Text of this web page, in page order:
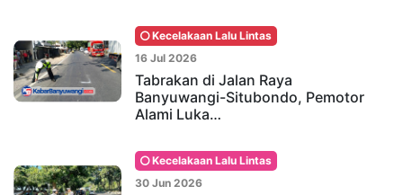
Kecelakaan Lalu Lintas
16 Jul 2026
Tabrakan di Jalan Raya
Banyuwangi-Situbondo, Pemotor
Alami Luka…
Kecelakaan Lalu Lintas
30 Jun 2026